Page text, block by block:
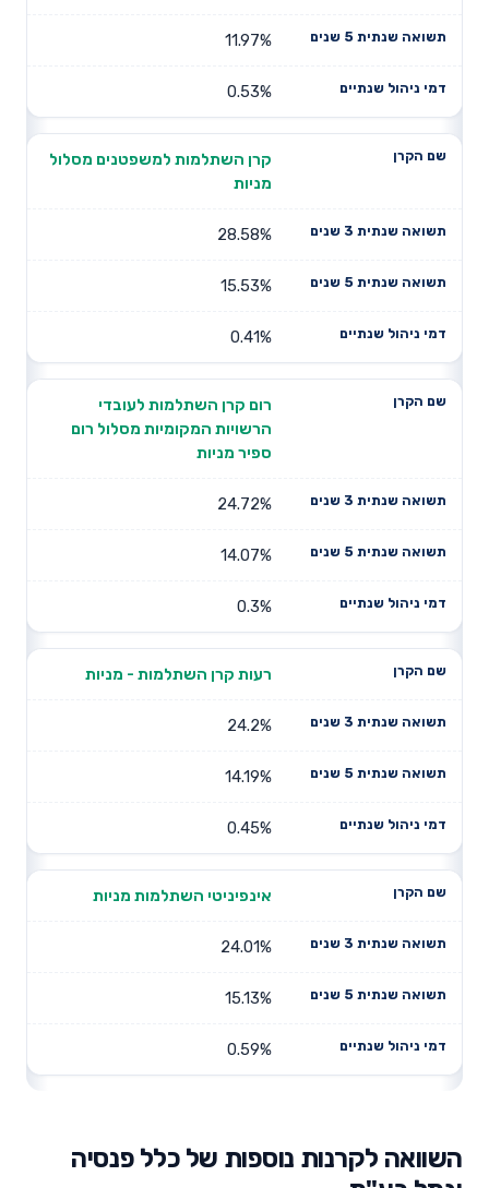
11.97%
0.53%
קרן השתלמות למשפטנים מסלול
מניות
28.58%
15.53%
0.41%
רום קרן השתלמות לעובדי
הרשויות המקומיות מסלול רום
ספיר מניות
24.72%
14.07%
0.3%
רעות קרן השתלמות - מניות
24.2%
14.19%
0.45%
אינפיניטי השתלמות מניות
24.01%
15.13%
0.59%
השוואה לקרנות נוספות של כלל פנסיה